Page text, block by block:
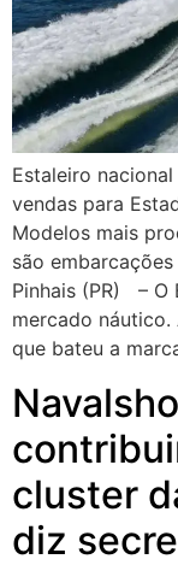
Estaleiro
vendas para
Modelos mais
são
Pinhais (PR) – O
mercado náutico.
que bateu a
cluster
diz